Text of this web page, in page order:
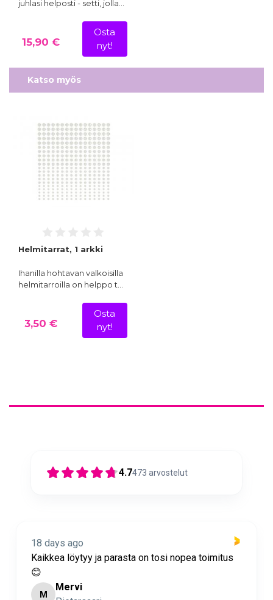
juhlasi helposti - setti, jolla…
15,90 €
Osta
nyt!
Katso myös
Helmitarrat, 1 arkki
Ihanilla hohtavan valkoisilla
helmitarroilla on helppo t…
3,50 €
Osta
nyt!
4.7473 arvostelut
18 days ago
Kaikkea löytyy ja parasta on tosi nopea toimitus
😊